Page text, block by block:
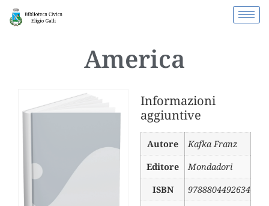
America
Informazioni
aggiuntive
Autore
Kafka Franz
Editore
Mondadori
ISBN
9788804492634